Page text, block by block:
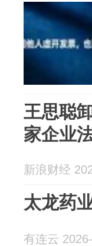
王思聪
家企业
新浪财经
太龙药
有连云